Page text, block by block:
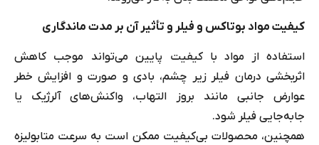
کیفیت مواد بوتاکس و فیلر و تأثیر آن بر مدت ماندگاری
استفاده از مواد با کیفیت پایین می‌تواند موجب کاهش
اثربخشی درمان فیلر زیر چشم، بادی و صورت و افزایش خطر
عوارض جانبی مانند بروز التهاب، واکنش‌های آلرژیک یا
جابه‌جایی فیلر شود.
همچنین، محصولات بی‌کیفیت ممکن است به سرعت متابولیزه